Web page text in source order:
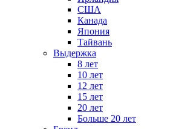
США
Канада
Япония
Тайвань
Выдержка
8 лет
10 лет
12 лет
15 лет
20 лет
Больше 20 лет